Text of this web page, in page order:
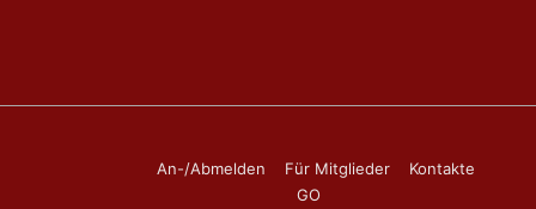
Footer-
An-/Abmelden Für Mitglieder
Kontakte
GO